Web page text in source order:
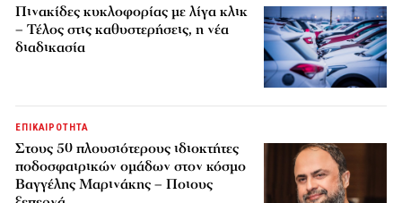
Πινακίδες κυκλοφορίας με λίγα κλικ
– Τέλος στις καθυστερήσεις, η νέα
διαδικασία
ΕΠΙΚΑΙΡΟΤΗΤΑ
Στους 50 πλουσιότερους ιδιοκτήτες
ποδοσφαιρικών ομάδων στον κόσμο
Βαγγέλης Μαρινάκης – Ποιους